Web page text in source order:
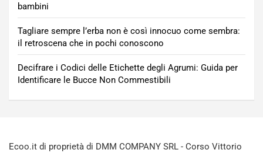
bambini
Tagliare sempre l’erba non è così innocuo come sembra:
il retroscena che in pochi conoscono
Decifrare i Codici delle Etichette degli Agrumi: Guida per
Identificare le Bucce Non Commestibili
Ecoo.it di proprietà di DMM COMPANY SRL - Corso Vittorio